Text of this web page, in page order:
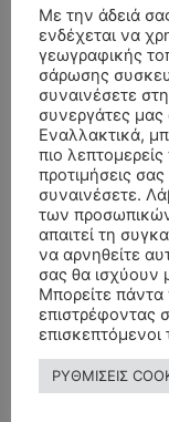
Με την άδειά
ενδέχεται να
γεωγραφικής
σάρωσης
συναινέσετε
συνεργάτες
Εναλλακτικά,
πιο
προτιμήσεις
συναινέσετε.
των
απαιτεί τη
να αρνηθείτε
σας θα ισχύουν
Μπορείτε πάντα
επιστρέφοντας
ΡΥΘΜΙΣΕΙΣ